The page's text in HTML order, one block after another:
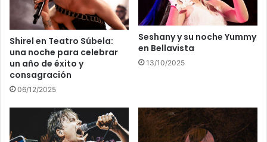
Shirel en Teatro Súbela:
una noche para celebrar
un año de éxito y
consagración
06/12/2025
Seshany y su noche Yummy
en Bellavista
13/10/2025